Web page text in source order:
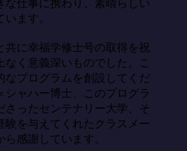
な仕事に携わり、素晴らしい
ます。
共に幸福学修士号の取得を祝
なく意義深いものでした。こ
なプログラムを創設してくだ
シャハー博士、このプログラ
さったセンテナリー大学、そ
験を与えてくれたクラスメー
感謝しています。